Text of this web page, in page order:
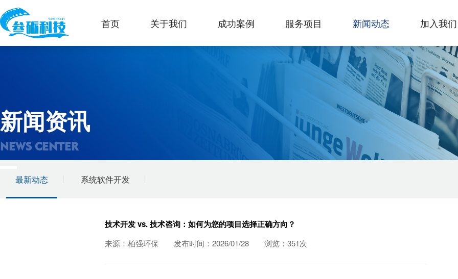
首页 关于我们 成功案例 服务项目 新闻动态 加入我们
新闻资讯
NEWS CENTER
最新动态 系统软件开发
技术开发 vs. 技术咨询：如何为您的项目选择正确方向？
来源：柏强环保 发布时间：2026/01/28 浏览：351次